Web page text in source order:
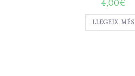
4,00€
LLEGEIX MÉS